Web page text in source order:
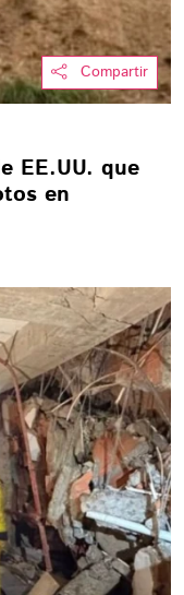
Compartir
EE.UU. que
en